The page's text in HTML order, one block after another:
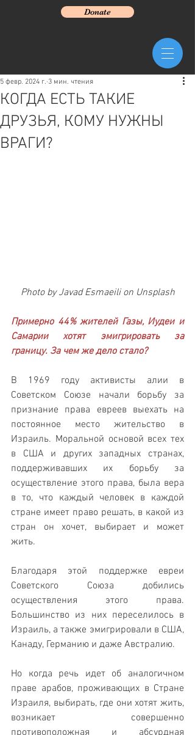
Donate
КОГДА ЕСТЬ ТАКИЕ
ДРУЗЬЯ, КОМУ НУЖНЫ
ВРАГИ?
5 февр. 2024 г. 3 мин. чтения
Photo by Javad Esmaeili on Unsplash
Примерно 44% жителей Газы, Иудеи и
Самарии хотят эмигрировать за
границу. За чем же дело стало?
В 1969 году активисты алии в
Советском Союзе начали борьбу за
признание права евреев выехать на
постоянное место жительство в
Израиль. Моральной основой всех тех
в США и других западных странах,
поддерживавших их борьбу за
осуществление этого права, была вера
в то, что каждый человек в каждой
стране имеет право решать, в какой из
стран он хочет, выбирает и может
жить.
Благодаря этой поддержке евреи
Советского Союза добились
осуществления этого права.
Большинство из них переселилось в
Израиль, а также эмигрировали в США,
Канаду, Германию и даже Австралию.
Но когда речь идет об аналогичном
праве арабов, проживающих в Стране
Израиля, выбирать, где они хотят жить,
возникает совершенно